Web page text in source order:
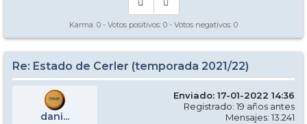
Karma: 0 - Votos positivos: 0 - Votos negativos: 0
Re: Estado de Cerler (temporada 2021/22)
dani...
Enviado: 17-01-2022 14:36
Registrado: 19 años antes
Mensajes: 13.241